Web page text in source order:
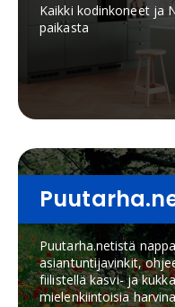
Kaikki kodinkoneet ja
paikasta
Puutarha.netistä
asiantuntijavinkit,
fiilistellä kasvi- ja
mielenkiintoisia